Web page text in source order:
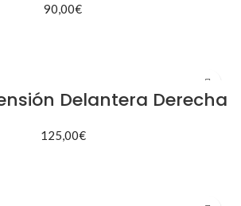
90,00€
Delantera Derecha
125,00€